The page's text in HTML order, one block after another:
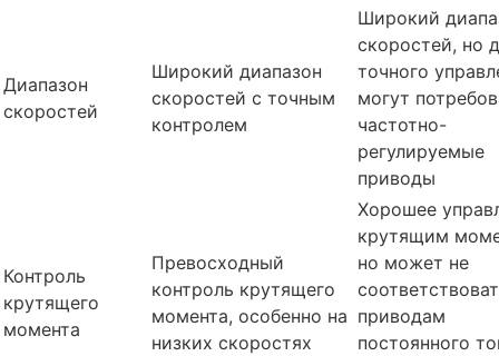
Диапазон
скоростей
Широкий диапазон
скоростей с точным
контролем
Широкий
скоростей, но
точного
могут
частотно-
регулируемые
приводы
Контроль
крутящего
момента
Превосходный
контроль крутящего
момента, особенно на
низких скоростях
Хорошее
крутящим
но может не
приводам
постоянного